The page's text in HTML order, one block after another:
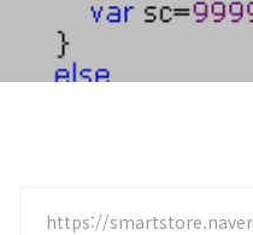
https://